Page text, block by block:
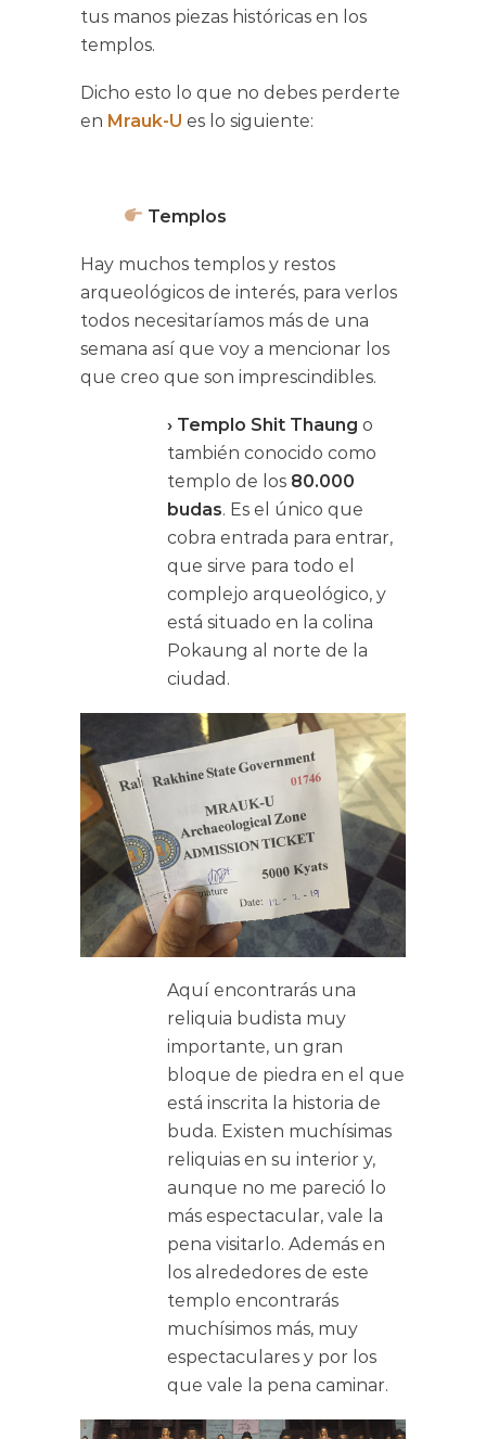
tus manos piezas históricas en los
templos.
Dicho esto lo que no debes perderte
en Mrauk-U es lo siguiente:
Templos
Hay muchos templos y restos
arqueológicos de interés, para verlos
todos necesitaríamos más de una
semana así que voy a mencionar los
que creo que son imprescindibles.
› Templo Shit Thaung o
también conocido como
templo de los 80.000
budas. Es el único que
cobra entrada para entrar,
que sirve para todo el
complejo arqueológico, y
está situado en la colina
Pokaung al norte de la
ciudad.
Aquí encontrarás una
reliquia budista muy
importante, un gran
bloque de piedra en el que
está inscrita la historia de
buda. Existen muchísimas
reliquias en su interior y,
aunque no me pareció lo
más espectacular, vale la
pena visitarlo. Además en
los alrededores de este
templo encontrarás
muchísimos más, muy
espectaculares y por los
que vale la pena caminar.